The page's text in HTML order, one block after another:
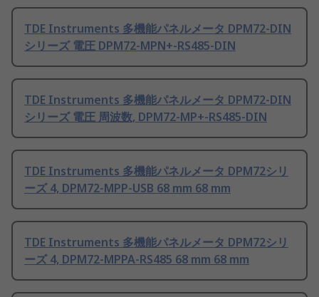
TDE Instruments 多機能パネルメータ DPM72-DIN
シリーズ 電圧 DPM72-MPN+-RS485-DIN
TDE Instruments 多機能パネルメータ DPM72-DIN
シリーズ 電圧 周波数, DPM72-MP+-RS485-DIN
TDE Instruments 多機能パネルメータ DPM72シリ
ーズ 4, DPM72-MPP-USB 68 mm 68 mm
TDE Instruments 多機能パネルメータ DPM72シリ
ーズ 4, DPM72-MPPA-RS485 68 mm 68 mm